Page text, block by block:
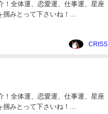
！全体運、恋愛運、仕事運、星座
みとって下さいね！...
CRISS
！全体運、恋愛運、仕事運、星座
みとって下さいね！...